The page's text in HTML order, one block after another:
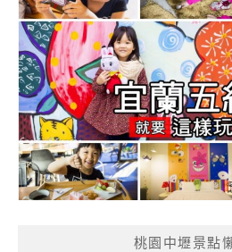
桃園中壢景點